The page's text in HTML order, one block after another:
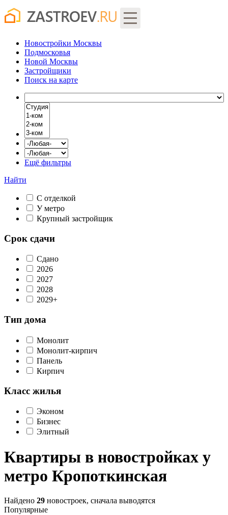
Новостройки Москвы
Подмосковья
Новой Москвы
Застройщики
Поиск на карте
Ещё фильтры
Найти
С отделкой
У метро
Крупный застройщик
Срок сдачи
Сдано
2026
2027
2028
2029+
Тип дома
Монолит
Монолит-кирпич
Панель
Кирпич
Класс жилья
Эконом
Бизнес
Элитный
Квартиры в новостройках у
метро Кропоткинская
Найдено 29 новостроек, сначала выводятся
Популярные